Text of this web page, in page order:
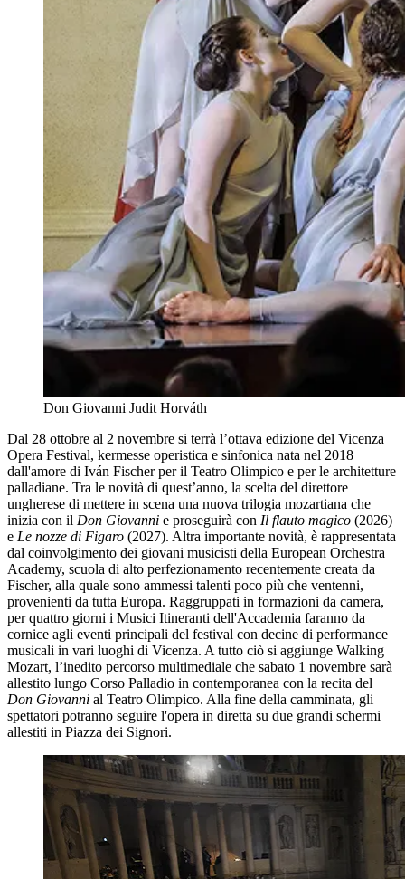
Don Giovanni Judit Horváth
Dal 28 ottobre al 2 novembre si terrà l’ottava edizione del Vicenza
Opera Festival, kermesse operistica e sinfonica nata nel 2018
dall'amore di Iván Fischer per il Teatro Olimpico e per le architetture
palladiane. Tra le novità di quest’anno, la scelta del direttore
ungherese di mettere in scena una nuova trilogia mozartiana che
inizia con il Don Giovanni e proseguirà con Il flauto magico (2026)
e Le nozze di Figaro (2027). Altra importante novità, è rappresentata
dal coinvolgimento dei giovani musicisti della European Orchestra
Academy, scuola di alto perfezionamento recentemente creata da
Fischer, alla quale sono ammessi talenti poco più che ventenni,
provenienti da tutta Europa. Raggruppati in formazioni da camera,
per quattro giorni i Musici Itineranti dell'Accademia faranno da
cornice agli eventi principali del festival con decine di performance
musicali in vari luoghi di Vicenza. A tutto ciò si aggiunge Walking
Mozart, l’inedito percorso multimediale che sabato 1 novembre sarà
allestito lungo Corso Palladio in contemporanea con la recita del
Don Giovanni al Teatro Olimpico. Alla fine della camminata, gli
spettatori potranno seguire l'opera in diretta su due grandi schermi
allestiti in Piazza dei Signori.